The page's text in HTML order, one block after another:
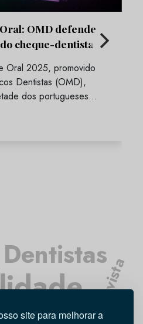
site para melhorar a
OMD defende
cheque-dentista
Oral 2025, promovido
Dentistas (OMD),
dos portugueses…
Oral Entrevista